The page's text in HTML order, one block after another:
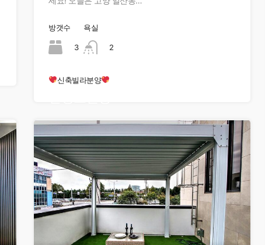
방갯수
3
욕실
2
신축빌라분양